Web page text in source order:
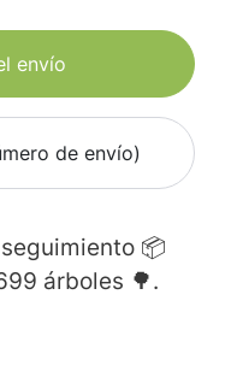
envío
de envío)
📦
árboles 🌳.